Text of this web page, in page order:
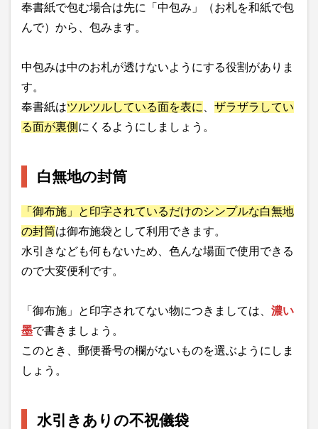
奉書紙で包む場合は先に「中包み」（お札を和紙で包
んで）から、包みます。
中包みは中のお札が透けないようにする役割がありま
す。
奉書紙はツルツルしている面を表に
ザラザラしてい
る面が裏側 にくるようにしましょう。
白無地の封筒
「御布施」と印字されているだけのシンプルな白無地
の封筒は御布施袋として利用できます。
水引きなども何もないため、色んな場面で使用できる
ので大変便利です。
「御布施」と印字されてない物につきましては、 濃い
墨で書きましょう。
このとき、郵便番号の欄がないものを選ぶようにしま
しょう。
水引きありの不祝儀袋